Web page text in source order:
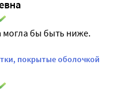
бы быть ниже.
покрытые оболочкой